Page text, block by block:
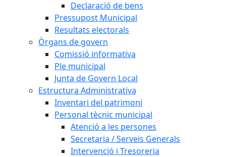
Declaració de bens
Pressupost Municipal
Resultats electorals
Òrgans de govern
Comissió informativa
Ple municipal
Junta de Govern Local
Estructura Administrativa
Inventari del patrimoni
Personal tècnic municipal
Atenció a les persones
Secretaria / Serveis Generals
Intervenció i Tresoreria